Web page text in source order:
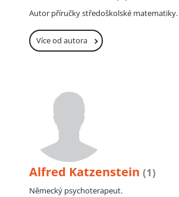
Autor příručky středoškolské matematiky.
Více od autora
Alfred Katzenstein (1)
Německý psychoterapeut.